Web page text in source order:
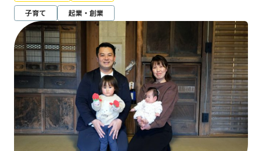
子育て
起業・創業